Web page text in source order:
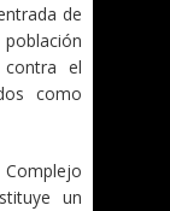
de
el
como
un